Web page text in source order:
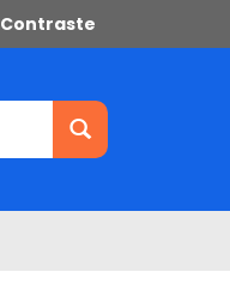
Contraste
Buscar